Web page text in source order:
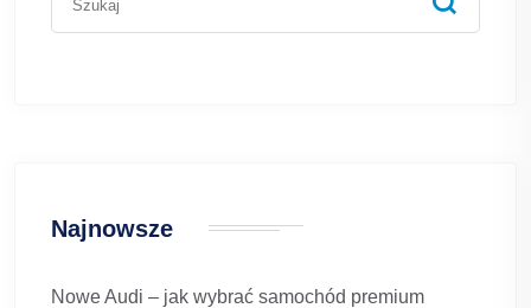
Najnowsze
Nowe Audi – jak wybrać samochód premium